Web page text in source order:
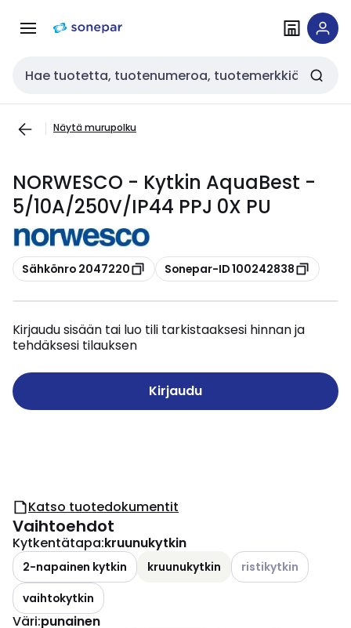
navigointiinsisältöön
Haku
Näytä murupolku
NORWESCO - Kytkin AquaBest -
5/10A/250V/IP44 PPJ 0X PU
Kopioi
Sähkönro 2047220 Kopioi
Sonepar-ID 100242838
Kirjaudu sisään tai luo tili tarkistaaksesi hinnan ja
tehdäksesi tilauksen
Kirjaudu
Katso tuotedokumentit
Vaihtoehdot
Kytkentätapa:kruunukytkin
2-napainen kytkin kruunukytkin Katso käytettävissä
ristikytkin
vaihtokytkin
Väri:punainen